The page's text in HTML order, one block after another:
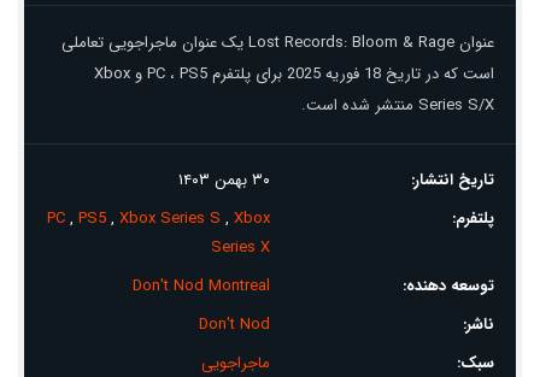
عنوان Lost Records: Bloom & Rage یک عنوان ماجراجویی تعاملی
است که در تاریخ 18 فوریه 2025 برای پلتفرم PC ، PS5 و Xbox
Series S/X منتشر شده است.
تاریخ انتشار:
۳۰ بهمن ۱۴۰۳
پلتفرم:
PC, PS5, Xbox Series S , Xbox
Series X
توسعه دهنده:
Don't Nod Montreal
ناشر:
Don't Nod
سبک:
ماجراجویی